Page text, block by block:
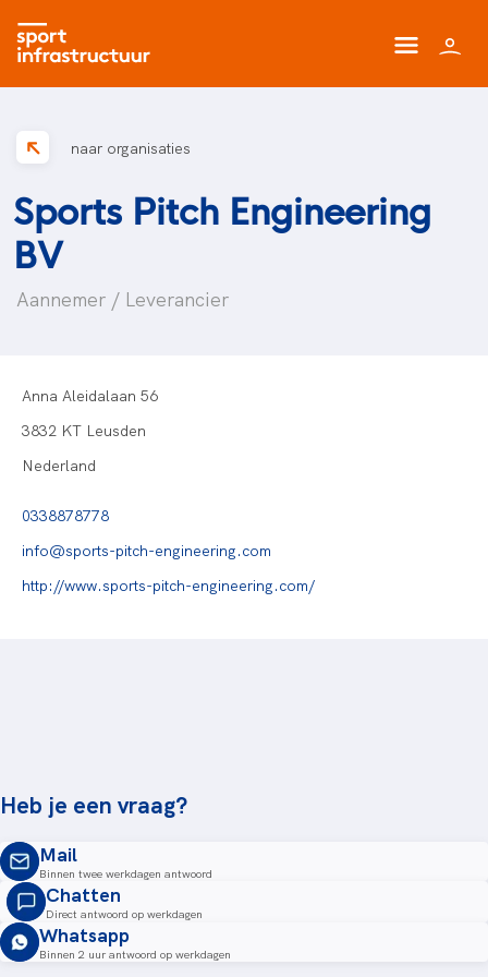
naar organisaties
Sports Pitch Engineering
BV
Aannemer / Leverancier
Anna Aleidalaan 56
3832 KT Leusden
Nederland
0338878778
info@sports-pitch-engineering.com
http://www.sports-pitch-engineering.com/
Heb je een vraag?
Mail
Binnen twee werkdagen antwoord
Chatten
Direct antwoord op werkdagen
Whatsapp
Binnen 2 uur antwoord op werkdagen